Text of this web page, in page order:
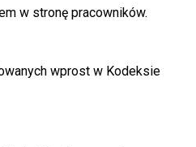
w stronę pracowników.
wprost w Kodeksie